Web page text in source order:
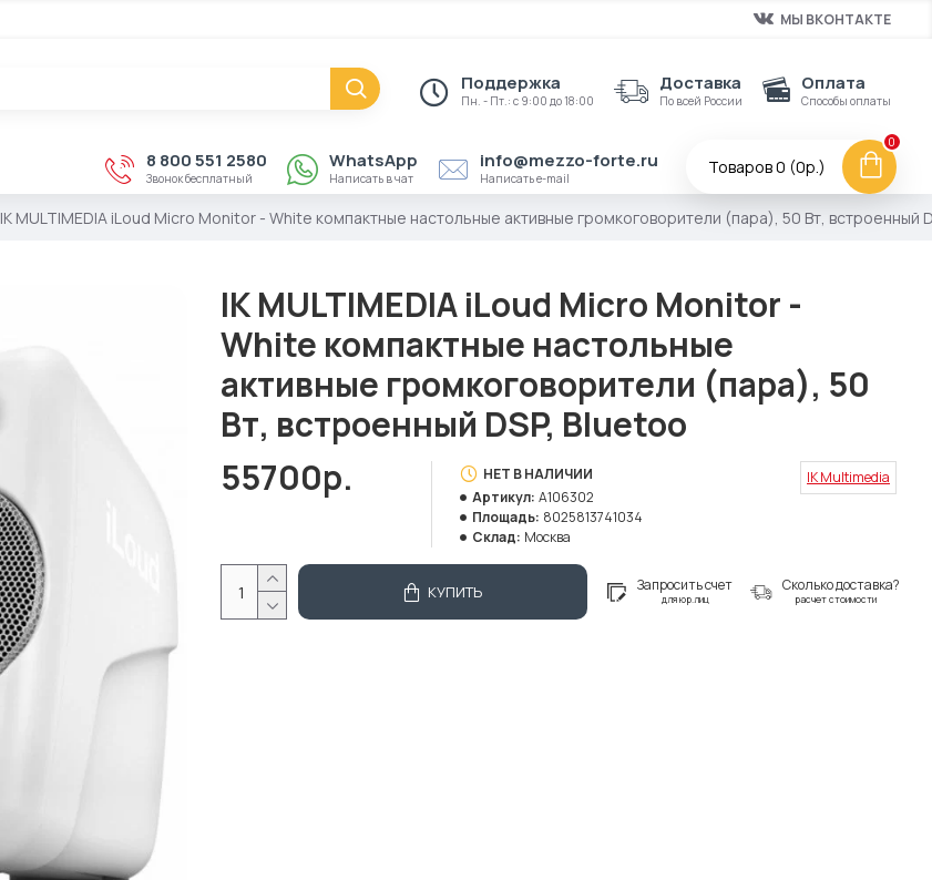
МЫ ВКОНТАКТЕ
Поддержка
Пн. - Пт.: с 9:00 до 18:00
Доставка
По всей России
Оплата
Способы оплаты
8 800 551 2580
Звонок бесплатный
WhatsApp
Написать в чат
info@mezzo-forte.ru
Написать e-mail
Товаров 0 (0р.)
0
IK MULTIMEDIA iLoud Micro Monitor - White компактные настольные активные громкоговорители (пара), 50 Вт, встроенный
IK MULTIMEDIA iLoud Micro Monitor -
White компактные настольные
активные громкоговорители (пара), 50
Вт, встроенный DSP, Bluetoo
55700р.
НЕТ В НАЛИЧИИ
Артикул: A106302
Площадь: 8025813741034
Склад: Москва
IK Multimedia
КУПИТЬ Запросить счет
для юр.лиц
Сколько доставка?
расчет стоимости